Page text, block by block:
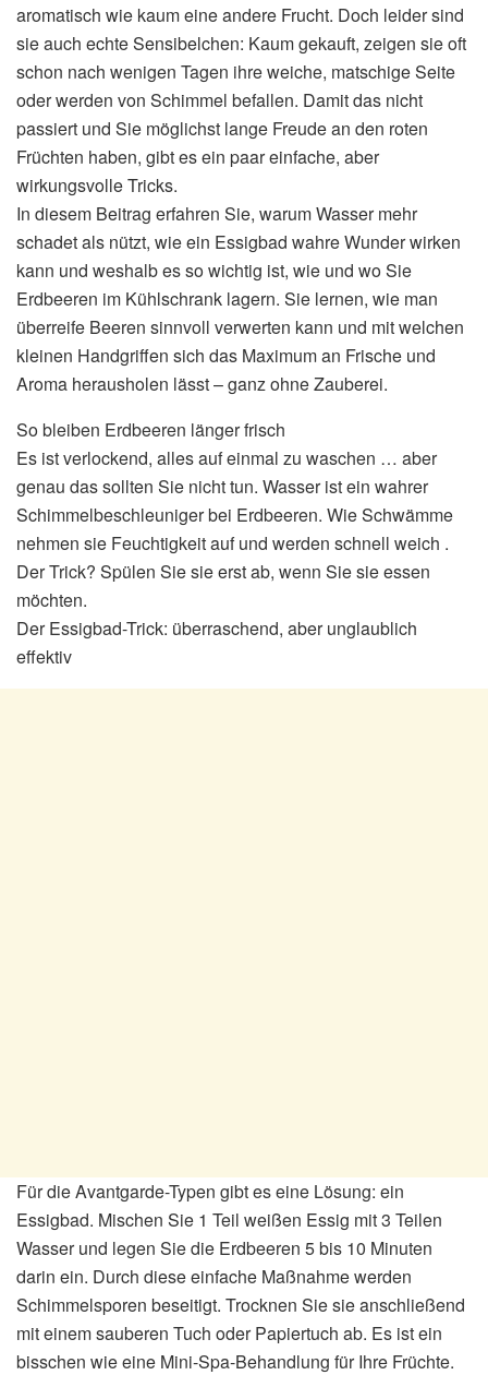
aromatisch wie kaum eine andere Frucht. Doch leider sind
sie auch echte Sensibelchen: Kaum gekauft, zeigen sie oft
schon nach wenigen Tagen ihre weiche, matschige Seite
oder werden von Schimmel befallen. Damit das nicht
passiert und Sie möglichst lange Freude an den roten
Früchten haben, gibt es ein paar einfache, aber
wirkungsvolle Tricks.
In diesem Beitrag erfahren Sie, warum Wasser mehr
schadet als nützt, wie ein Essigbad wahre Wunder wirken
kann und weshalb es so wichtig ist, wie und wo Sie
Erdbeeren im Kühlschrank lagern. Sie lernen, wie man
überreife Beeren sinnvoll verwerten kann und mit welchen
kleinen Handgriffen sich das Maximum an Frische und
Aroma herausholen lässt – ganz ohne Zauberei.
So bleiben Erdbeeren länger frisch
Es ist verlockend, alles auf einmal zu waschen … aber
genau das sollten Sie nicht tun. Wasser ist ein wahrer
Schimmelbeschleuniger bei Erdbeeren. Wie Schwämme
nehmen sie Feuchtigkeit auf und werden schnell weich .
Der Trick? Spülen Sie sie erst ab, wenn Sie sie essen
möchten.
Der Essigbad-Trick: überraschend, aber unglaublich
effektiv
Für die Avantgarde-Typen gibt es eine Lösung: ein
Essigbad. Mischen Sie 1 Teil weißen Essig mit 3 Teilen
Wasser und legen Sie die Erdbeeren 5 bis 10 Minuten
darin ein. Durch diese einfache Maßnahme werden
Schimmelsporen beseitigt. Trocknen Sie sie anschließend
mit einem sauberen Tuch oder Papiertuch ab. Es ist ein
bisschen wie eine Mini-Spa-Behandlung für Ihre Früchte.